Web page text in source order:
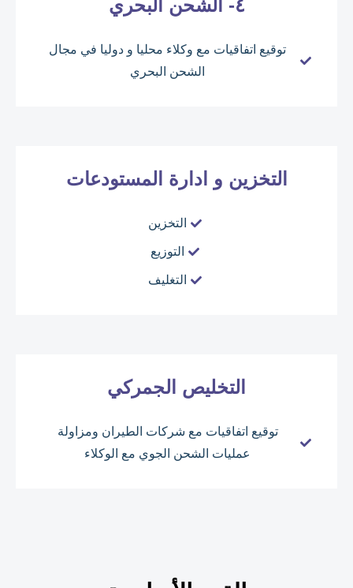
توقيع اتفاقيات مع وكلاء محليا و دوليا في مجال
الشحن البحري
التخزين و ادارة المستودعات
التخزين
التوزيع
التغليف
التخليص الجمركي
توقيع اتفاقيات مع شركات الطيران ومزاولة
عمليات الشحن الجوي مع الوكلاء